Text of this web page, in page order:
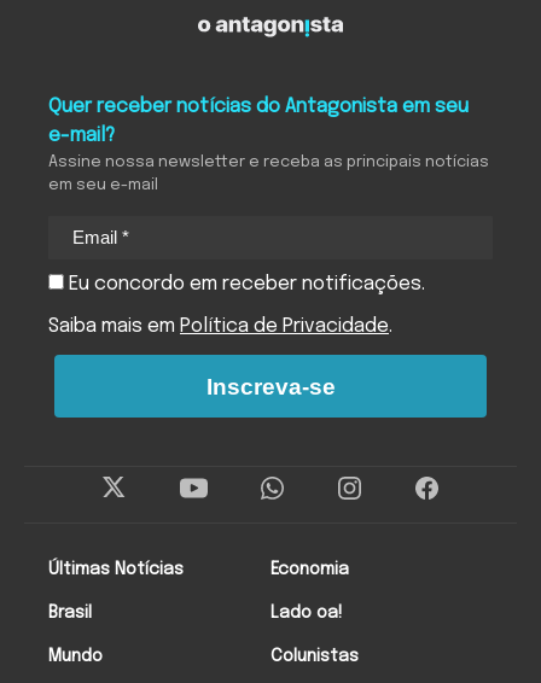
Últimas Notícias
Brasil
Mundo
Economia
Lado oa!
Colunistas
Quer receber notícias do Antagonista em seu
e-mail?
Assine nossa newsletter e receba as principais notícias
em seu e-mail
Eu concordo em receber notificações.
Saiba mais em Política de Privacidade.
Inscreva-se